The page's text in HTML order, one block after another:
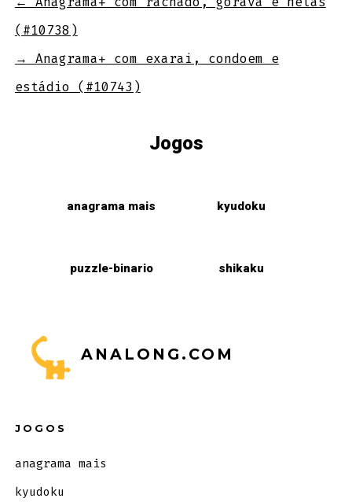
(#10738)
→
Anagrama+ com exarai, condoem e
estádio (#10743)
Jogos
anagrama mais kyudoku
puzzle-binario shikaku
ANALONG.COM
JOGOS
anagrama mais
kyudoku